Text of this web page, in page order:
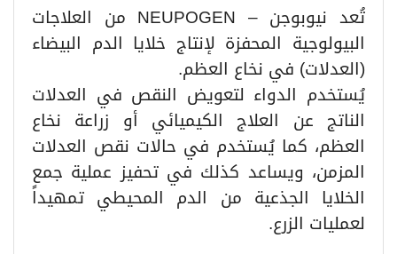
تُعد نيوبوجن – NEUPOGEN من العلاجات
البيولوجية المحفزة لإنتاج خلايا الدم البيضاء
(العدلات) في نخاع العظم.
يُستخدم الدواء لتعويض النقص في العدلات
الناتج عن العلاج الكيميائي أو زراعة نخاع
العظم، كما يُستخدم في حالات نقص العدلات
المزمن، ويساعد كذلك في تحفيز عملية جمع
الخلايا الجذعية من الدم المحيطي تمهيداً
لعمليات الزرع.